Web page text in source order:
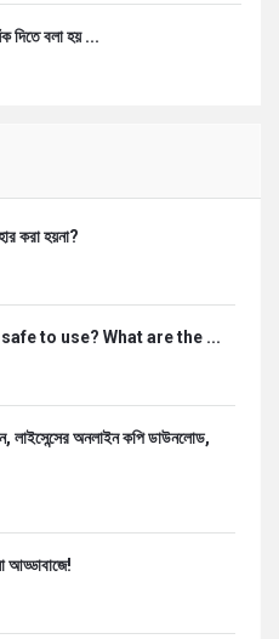
দিতে বলা হয় ...
করা হয়না?
to use? What are the ...
লাইসেন্সের অনলাইন কপি ডাউনলোড,
আড্ডাবাজে!